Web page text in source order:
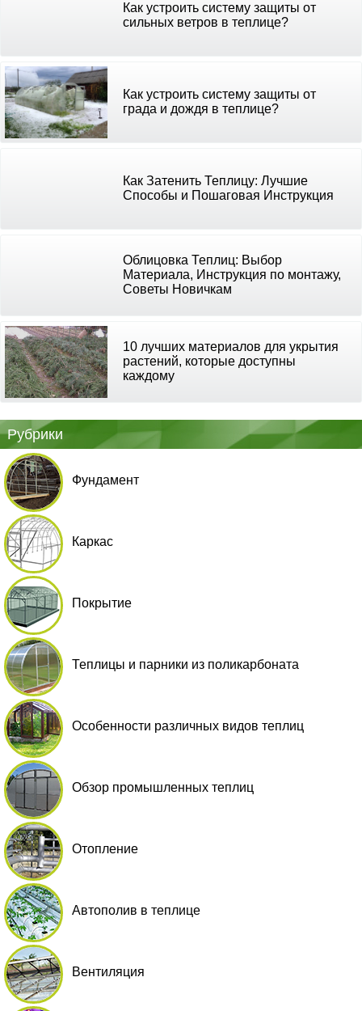
Как устроить систему защиты от
сильных ветров в теплице?
Как устроить систему защиты от
града и дождя в теплице?
Как Затенить Теплицу: Лучшие
Способы и Пошаговая Инструкция
Облицовка Теплиц: Выбор
Материала, Инструкция по монтажу,
Советы Новичкам
10 лучших материалов для укрытия
растений, которые доступны
каждому
Рубрики
Фундамент
Каркас
Покрытие
Теплицы и парники из поликарбоната
Особенности различных видов теплиц
Обзор промышленных теплиц
Отопление
Автополив в теплице
Вентиляция